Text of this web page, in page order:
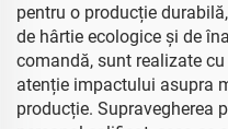
pentru o producție
de hârtie ecologice și de
comandă, sunt realizate
atenție impactului asupra
producție. Supravegherea